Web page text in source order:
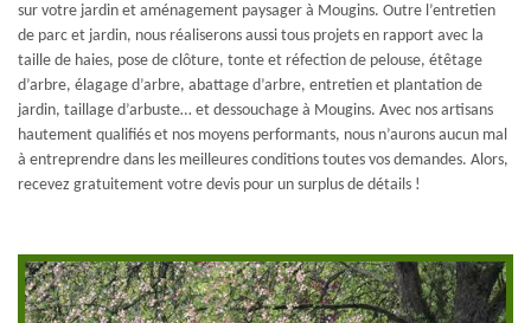
sur votre jardin et aménagement paysager à Mougins. Outre l’entretien
de parc et jardin, nous réaliserons aussi tous projets en rapport avec la
taille de haies, pose de clôture, tonte et réfection de pelouse, étêtage
d’arbre, élagage d’arbre, abattage d’arbre, entretien et plantation de
jardin, taillage d’arbuste… et dessouchage à Mougins. Avec nos artisans
hautement qualifiés et nos moyens performants, nous n’aurons aucun mal
à entreprendre dans les meilleures conditions toutes vos demandes. Alors,
recevez gratuitement votre devis pour un surplus de détails !